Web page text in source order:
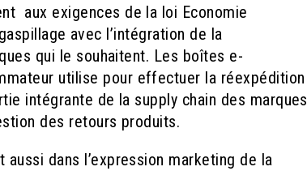
aux exigences de la loi Economie
avec l’intégration de la
qui le souhaitent. Les boîtes e-
utilise pour effectuer la réexpédition
intégrante de la supply chain des marques
des retours produits.
dans l’expression marketing de la